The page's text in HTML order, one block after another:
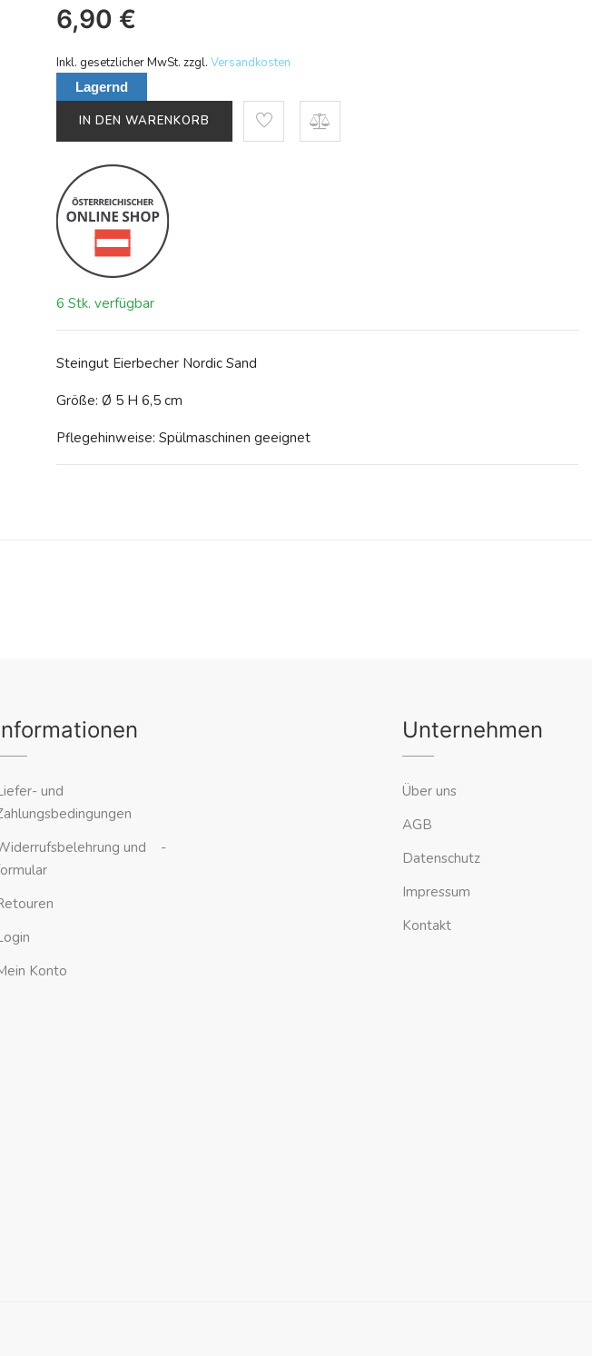
6,90 €
Inkl. gesetzlicher MwSt. zzgl.Versandkosten
Lagernd
IN DEN WARENKORB
6 Stk. verfügbar
Steingut Eierbecher Nordic Sand
Größe: Ø 5 H 6,5 cm
Pflegehinweise: Spülmaschinen geeignet
und
und -
Konto
Unternehmen
Über uns
AGB
Datenschutz
Impressum
Kontakt